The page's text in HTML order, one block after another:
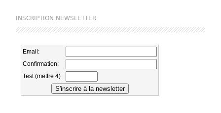
INSCRIPTION NEWSLETTER